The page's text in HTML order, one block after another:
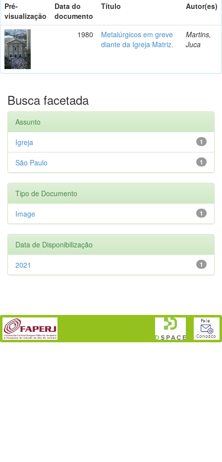
Pré-
visualização
Data do
documento
Título Autor(es)
1980
Metalúrgicos em greve
diante da Igreja Matriz.
Martins,
Juca
Busca facetada
Assunto
1
Igreja
1
São Paulo
Tipo de Documento
1
Image
Data de Disponibilização
1
2021